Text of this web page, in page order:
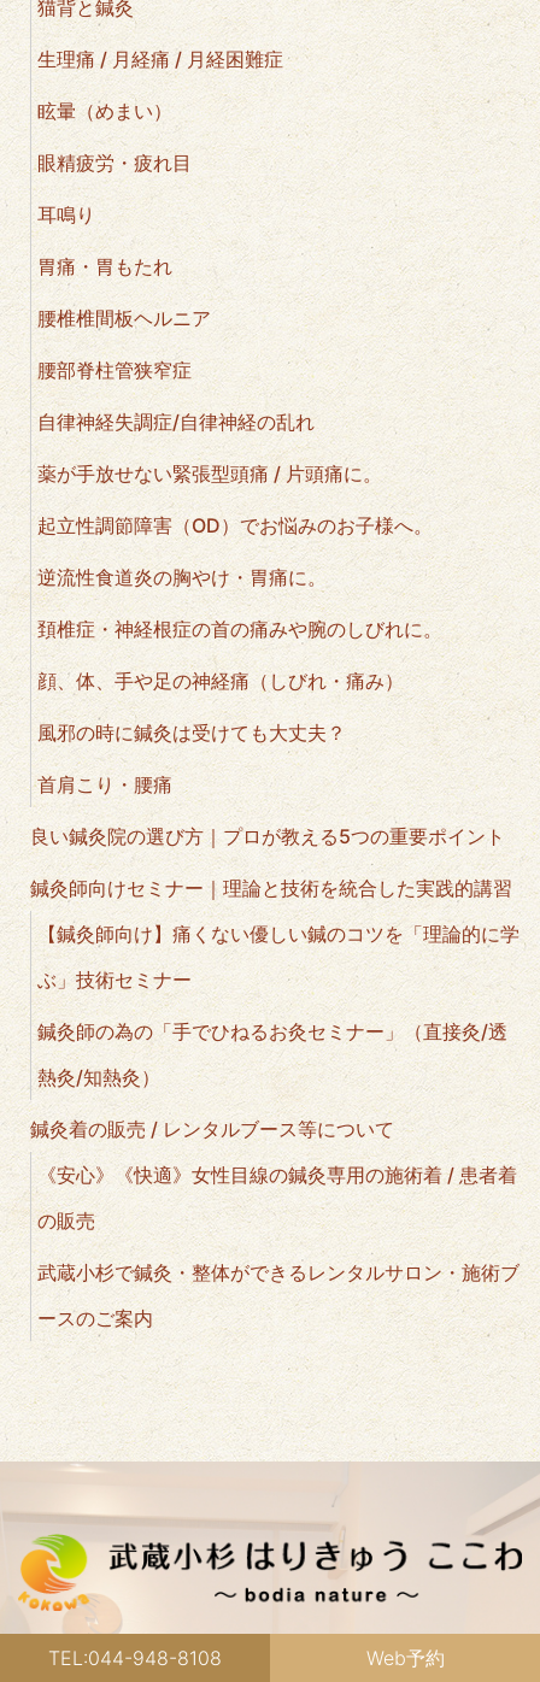
TEL:044-948-8108 Web予約
猫背と鍼灸
生理痛 / 月経痛 / 月経困難症
眩暈（めまい）
眼精疲労・疲れ目
耳鳴り
胃痛・胃もたれ
腰椎椎間板ヘルニア
腰部脊柱管狭窄症
自律神経失調症/自律神経の乱れ
薬が手放せない緊張型頭痛 / 片頭痛に。
起立性調節障害（OD）でお悩みのお子様へ。
逆流性食道炎の胸やけ・胃痛に。
頚椎症・神経根症の首の痛みや腕のしびれに。
顔、体、手や足の神経痛（しびれ・痛み）
風邪の時に鍼灸は受けても大丈夫？
首肩こり・腰痛
良い鍼灸院の選び方｜プロが教える5つの重要ポイント
鍼灸師向けセミナー｜理論と技術を統合した実践的講習
【鍼灸師向け】痛くない優しい鍼のコツを「理論的に学
ぶ」技術セミナー
鍼灸師の為の「手でひねるお灸セミナー」（直接灸/透
熱灸/知熱灸）
鍼灸着の販売 / レンタルブース等について
《安心》《快適》女性目線の鍼灸専用の施術着 / 患者着
の販売
武蔵小杉で鍼灸・整体ができるレンタルサロン・施術ブ
ースのご案内